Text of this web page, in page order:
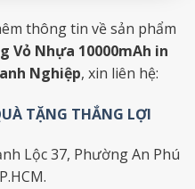
thông tin về sản phẩm
Vỏ Nhựa 10000mAh in
Nghiệp, xin liên hệ:
TẶNG THẮNG LỢI
Lộc 37, Phường An Phú